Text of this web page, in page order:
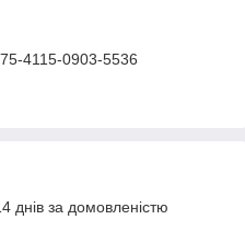
4115-0903-5536
днів за домовленістю